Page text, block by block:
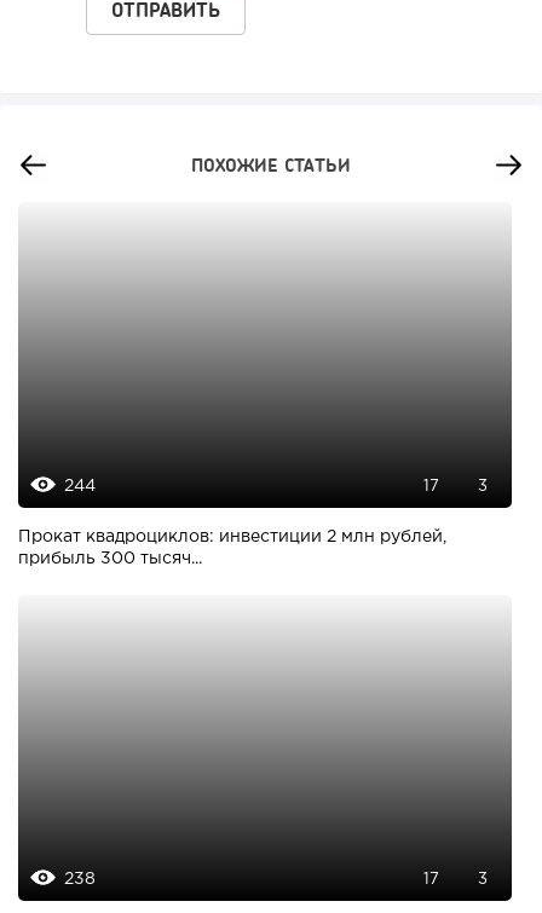
ПОХОЖИЕ СТАТЬИ
244 17 3
Прокат квадроциклов: инвестиции 2 млн рублей,
прибыль 300 тысяч...
238 17 3